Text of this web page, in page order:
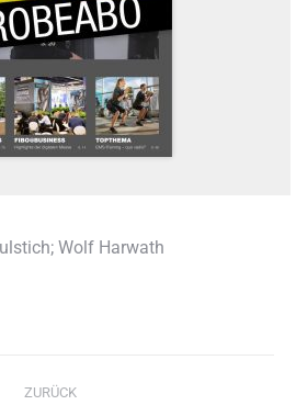
Wolf Harwath
ZURÜCK